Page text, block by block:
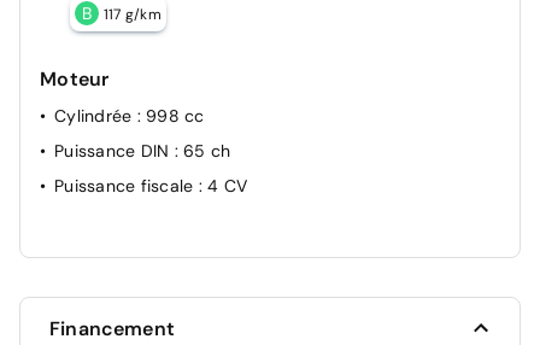
B 117 g/km
Moteur
Cylindrée : 998 cc
Puissance DIN : 65 ch
Puissance fiscale : 4 CV
Financement